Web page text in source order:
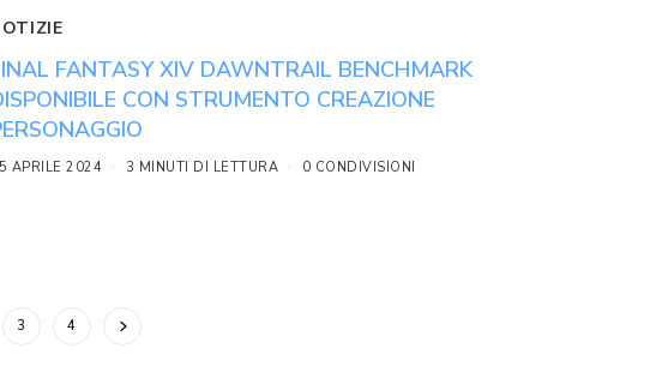
FANTASY XIV DAWNTRAIL BENCHMARK
CON STRUMENTO CREAZIONE
APRILE 2024 3 MINUTI DI LETTURA 0 CONDIVISIONI
3 4